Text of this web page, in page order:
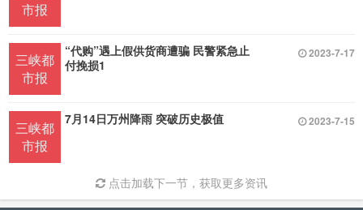
市报
三峡都
市报
“代购”遇上假供货商遭骗 民警紧急止
付挽损1
2023-7-17
三峡都
市报
7月14日万州降雨 突破历史极值 2023-7-15
点击加载下一节，获取更多资讯